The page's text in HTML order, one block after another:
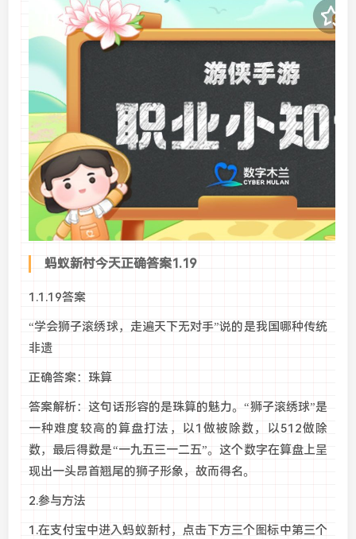
蚂蚁新村今天正确答案1.19
1.1.19答案
“学会狮子滚绣球，走遍天下无对手”说的是我国哪种传统
非遗
正确答案：珠算
答案解析：这句话形容的是珠算的魅力。“狮子滚绣球”是
一种难度较高的算盘打法，以1做被除数，以512做除
数，最后得数是“一九五三一二五”。这个数字在算盘上呈
现出一头昂首翘尾的狮子形象，故而得名。
2.参与方法
1.在支付宝中进入蚂蚁新村，点击下方三个图标中第三个